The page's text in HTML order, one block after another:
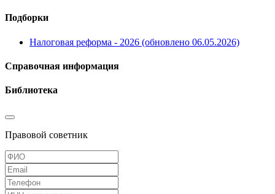
Подборки
Налоговая реформа - 2026 (обновлено 06.05.2026)
Справочная информация
Библиотека
Правовой советник